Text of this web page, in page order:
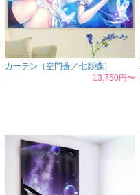
カーテン（空門蒼／七影蝶）
13,750円〜